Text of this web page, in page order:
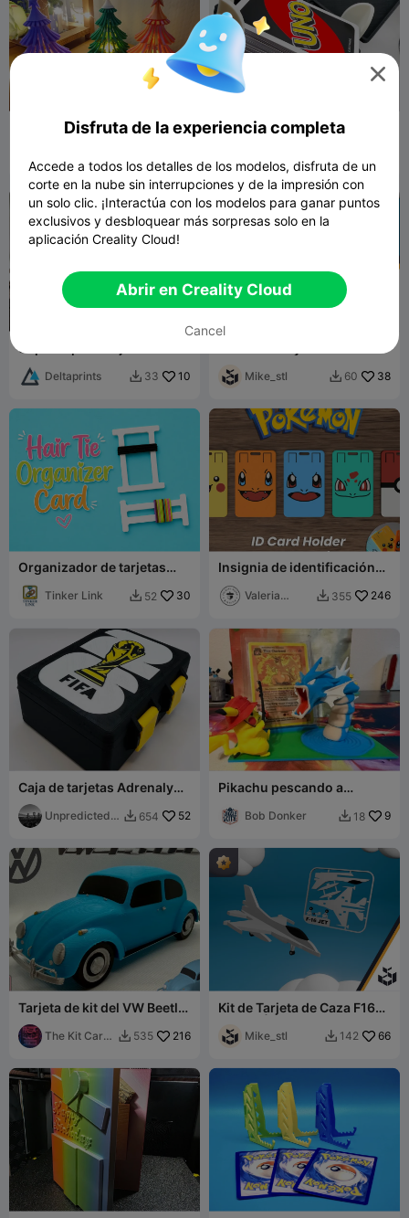
Lámpara de árbol de
Caja para cartas UNO con
ation
Soporte para tarjetas de
Deltaprints  33 10 Mike_stl  60 38
Organizador de tarjetas
para ligas para el cabello
Tinker Link  52 30
Insignia de identificación
Charmander, Squirtle,
Pikachu
Valeria
 355 246
Caja de tarjetas Adrenalyn
Panini 2026 CM Tarjetas /
Pegatinas
UnpredictedS  654 52
Pikachu pescando a
exhibición de TCG de
Bob Donker  18 9
Tarjeta de kit del VW Beetle
Käfer (escala 1:24)
The Kit Card
 535 216
Kit de Tarjeta de Caza F16
Mike_stl  142 66

Disfruta de la experiencia completa
Accede a todos los detalles de los modelos, disfruta de un
corte en la nube sin interrupciones y de la impresión con
un solo clic. ¡Interactúa con los modelos para ganar puntos
exclusivos y desbloquear más sorpresas solo en la
aplicación Creality Cloud!
Abrir en Creality Cloud
Cancel